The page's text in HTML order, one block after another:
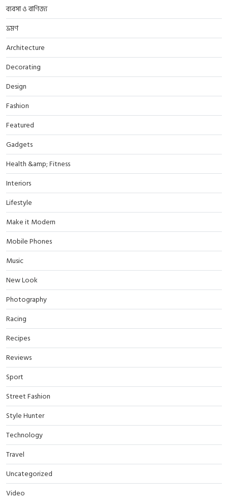
ব্যবসা ও বাণিজ্য
ভ্রমণ
Architecture
Decorating
Design
Fashion
Featured
Gadgets
Health &amp; Fitness
Interiors
Lifestyle
Make it Modern
Mobile Phones
Music
New Look
Photography
Racing
Recipes
Reviews
Sport
Street Fashion
Style Hunter
Technology
Travel
Uncategorized
Video